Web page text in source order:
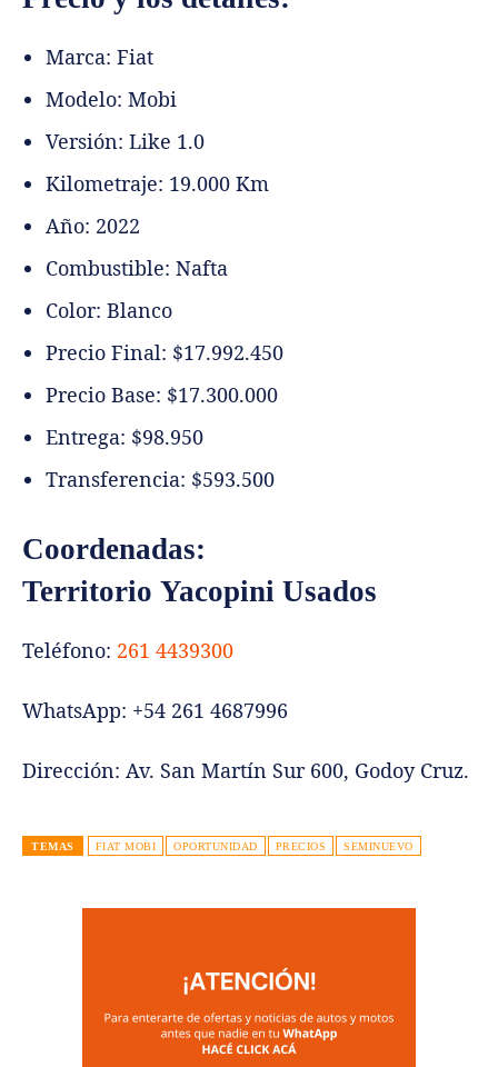
Marca: Fiat
Modelo: Mobi
Versión: Like 1.0
Kilometraje: 19.000 Km
Año: 2022
Combustible: Nafta
Color: Blanco
Precio Final: $17.992.450
Precio Base: $17.300.000
Entrega: $98.950
Transferencia: $593.500
Coordenadas:
Territorio Yacopini Usados
Teléfono: 261 4439300⁠
WhatsApp: +54 261 4687996
Dirección: Av. San Martín Sur 600, Godoy Cruz.
TEMAS FIAT MOBI OPORTUNIDAD PRECIOS SEMINUEVO